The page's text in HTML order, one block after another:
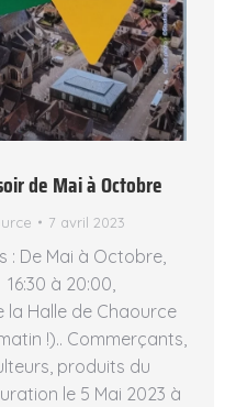
de Mai à Octobre
7 avril 2023
: De Mai à Octobre,
à 20:00,
Halle de Chaource
!).. Commerçants,
produits du
le 5 Mai 2023 à